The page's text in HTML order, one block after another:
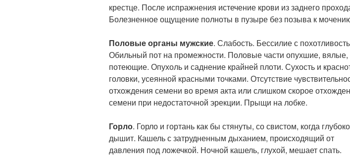
крестце. После испражнения истечение крови из заднего
Болезненное ощущение полноты в пузыре без позыва к
Половые органы мужские. Слабость. Бессилие с
Обильный пот на промежности. Половые части опухшие, вялые,
потеющие. Опухоль и саднение крайней плоти. Сухость и
головки, усеянной красными точками. Отсутствие
отхождения семени во время акта или слишком скорое
семени при недостаточной эрекции. Прыщи на лобке.
Горло. Горло и гортань как бы стянуты, со свистом, когда глубоко
дышит. Кашель с затрудненным дыханием, происходящий от
давления под ложечкой. Ночной кашель, глухой, мешает спать.